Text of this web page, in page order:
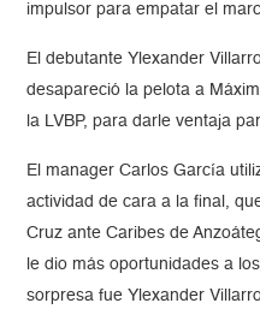
impulsor para empatar el
El debutante Ylexander
desapareció la pelota a
la LVBP, para darle ventaja
El manager Carlos García
actividad de cara a la final,
Cruz ante Caribes de
le dio más oportunidades a
sorpresa fue Ylexander